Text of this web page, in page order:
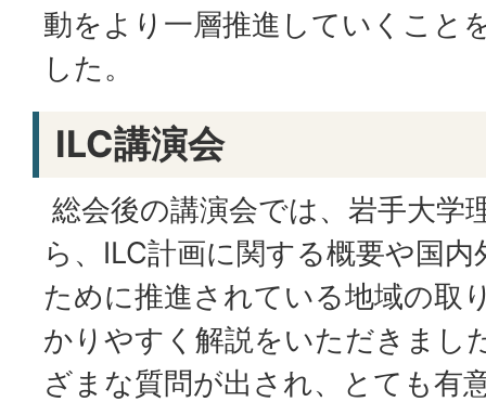
動をより一層推進していくこと
した。
ILC講演会
総会後の講演会では、岩手大学
ら、ILC計画に関する概要や国
ために推進されている地域の取
かりやすく解説をいただきまし
ざまな質問が出され、とても有